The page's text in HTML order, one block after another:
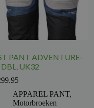
PANT ADVENTURE-
DBL, UK32
APPAREL PANT,
Motorbroeken